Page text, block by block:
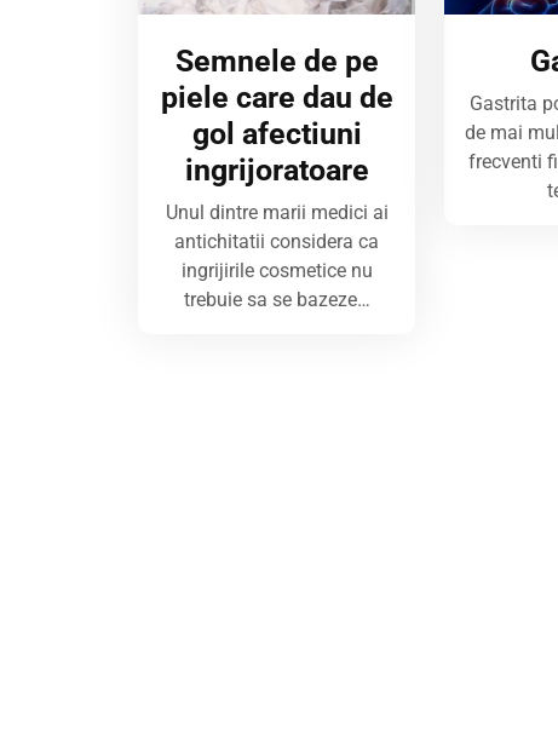
Semnele de pe
piele care dau de
gol afectiuni
ingrijoratoare
Unul dintre marii medici ai
antichitatii considera ca
ingrijirile cosmetice nu
trebuie sa se bazeze…
Gastrita
de mai
frecventi